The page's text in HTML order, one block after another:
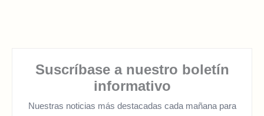
Suscríbase a nuestro boletín
informativo
Nuestras noticias más destacadas cada mañana para